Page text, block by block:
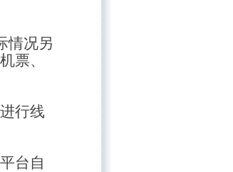
情况另
票、
行线
台自